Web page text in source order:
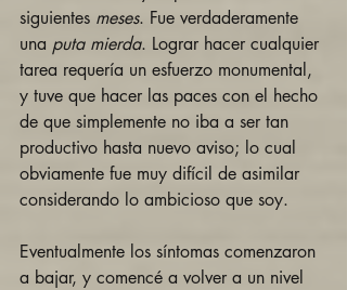
siguientes meses. Fue verdaderamente
una puta mierda. Lograr hacer cualquier
tarea requería un esfuerzo monumental,
y tuve que hacer las paces con el hecho
de que simplemente no iba a ser tan
productivo hasta nuevo aviso; lo cual
obviamente fue muy difícil de asimilar
considerando lo ambicioso que soy.
Eventualmente los síntomas comenzaron
a bajar, y comencé a volver a un nivel